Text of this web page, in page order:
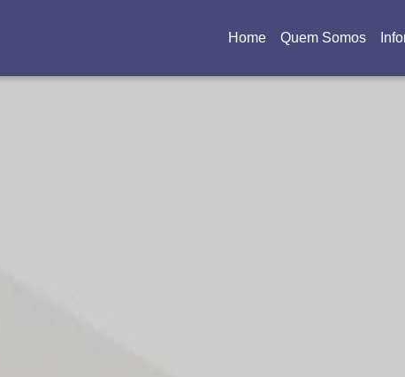
Home
(current)
Quem Somos